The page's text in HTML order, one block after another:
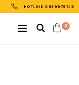
HOTLINE: 0939979745
0